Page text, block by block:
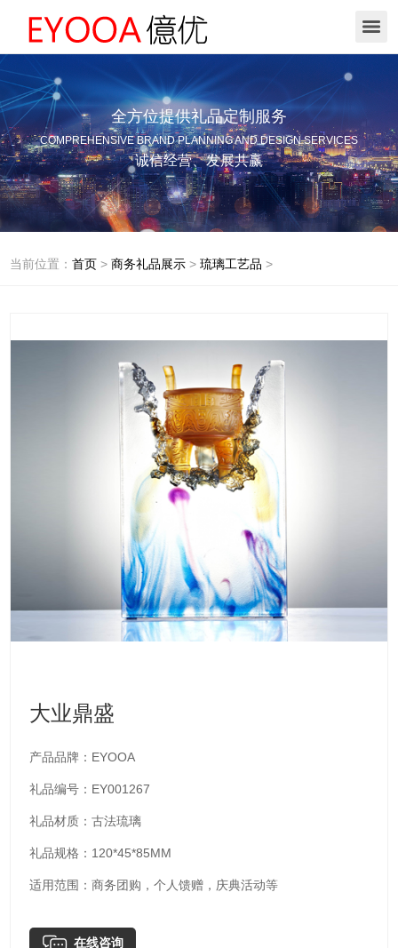
全方位提供礼品定制服务
COMPREHENSIVE BRAND PLANNING AND DESIGN SERVICES
诚信经营、发展共赢
当前位置：首页 >商务礼品展示 >琉璃工艺品 >
大业鼎盛
产品品牌：EYOOA
礼品编号：EY001267
礼品材质：古法琉璃
礼品规格：120*45*85MM
适用范围：商务团购，个人馈赠，庆典活动等
在线咨询